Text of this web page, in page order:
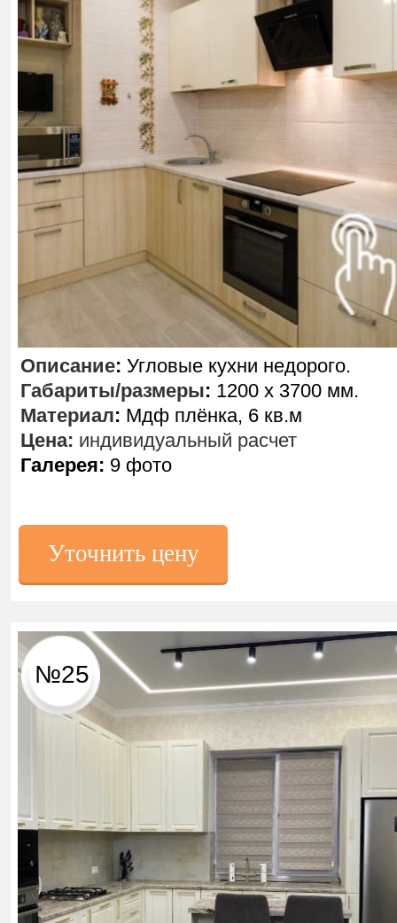
Уточнить цену
Описание: Угловые кухни недорого.
Габариты/размеры: 1200 х 3700 мм.
Материал: Мдф плёнка, 6 кв.м
Цена: индивидуальный расчет
Галерея: 9 фото
№25